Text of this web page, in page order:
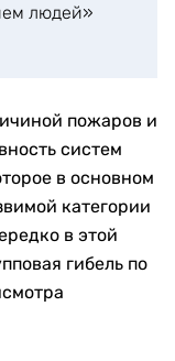
людей»
пожаров и
систем
в основном
категории
в этой
гибель по